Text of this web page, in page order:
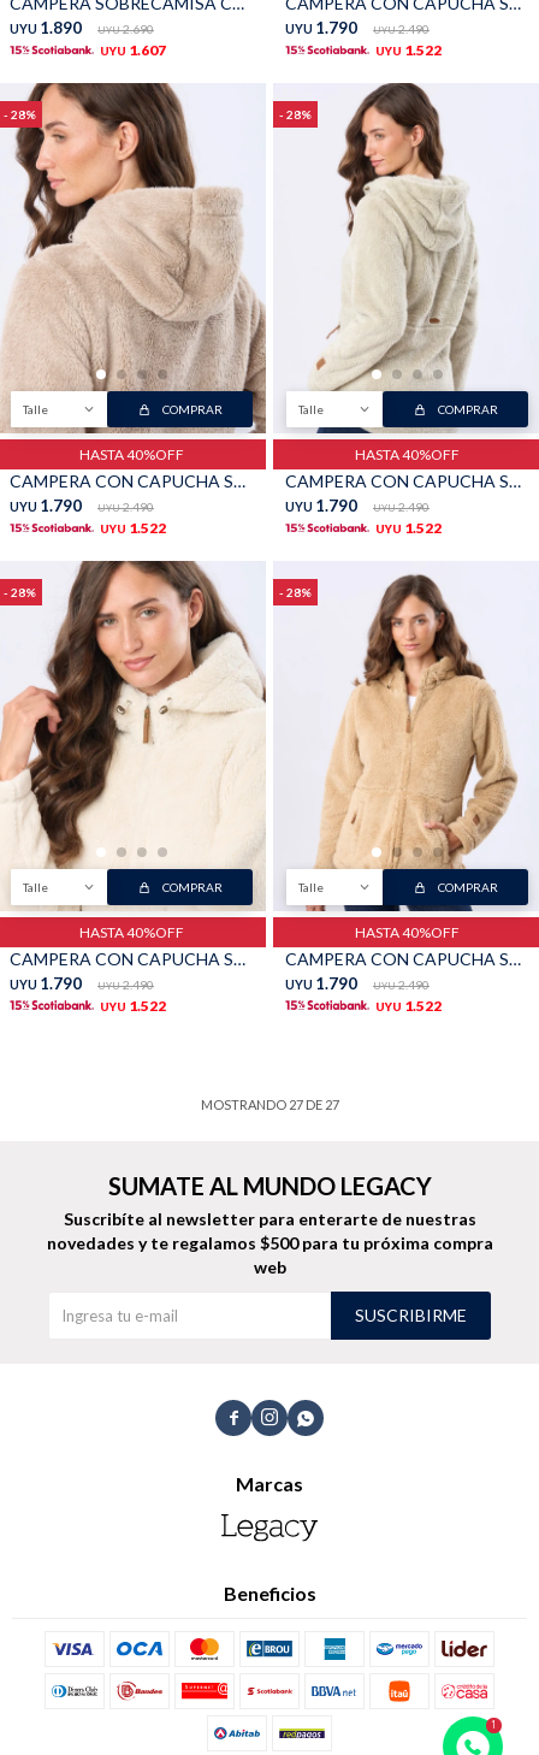
UYU 1.890 UYU 2.690
UYU 1.607
UYU 1.790 UYU 2.490
UYU 1.522
28
Talle COMPRAR
HASTA 40%OFF
CAMPERA CON CAPUCHA SHERPA - Beige Oscuro
UYU 1.790 UYU 2.490
UYU 1.522
28
Talle COMPRAR
HASTA 40%OFF
CAMPERA CON CAPUCHA SHERPA - Gris
UYU 1.790 UYU 2.490
UYU 1.522
28
Talle COMPRAR
HASTA 40%OFF
CAMPERA CON CAPUCHA SHERPA - Natural
UYU 1.790 UYU 2.490
UYU 1.522
28
Talle COMPRAR
HASTA 40%OFF
CAMPERA CON CAPUCHA SHERPA - Tostado
UYU 1.790 UYU 2.490
UYU 1.522
MOSTRANDO 27DE 27
  
Marcas
Beneficios
SUMATE AL MUNDO LEGACY
Suscribíte al newsletter para enterarte de nuestras
novedades y te regalamos $500 para tu próxima compra
web
SUSCRIBIRME